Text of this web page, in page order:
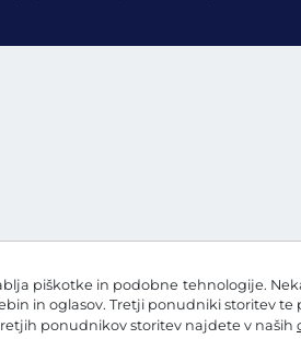
piškotke in podobne tehnologije.
in oglasov. Tretji ponudniki storitev
ponudnikov storitev najdete v naših